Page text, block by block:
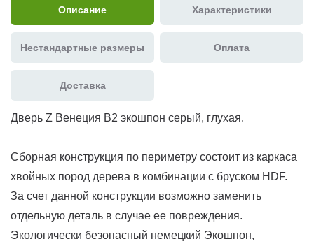
Описание Характеристики
Нестандартные размеры Оплата
Доставка
Дверь Z Венеция В2 экошпон серый, глухая.
Сборная конструкция по периметру состоит из каркаса
хвойных пород дерева в комбинации с бруском HDF.
За счет данной конструкции возможно заменить
отдельную деталь в случае ее повреждения.
Экологически безопасный немецкий Экошпон,